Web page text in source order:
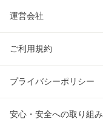
運営会社
ご利用規約
プライバシーポリシー
安心・安全への取り組み